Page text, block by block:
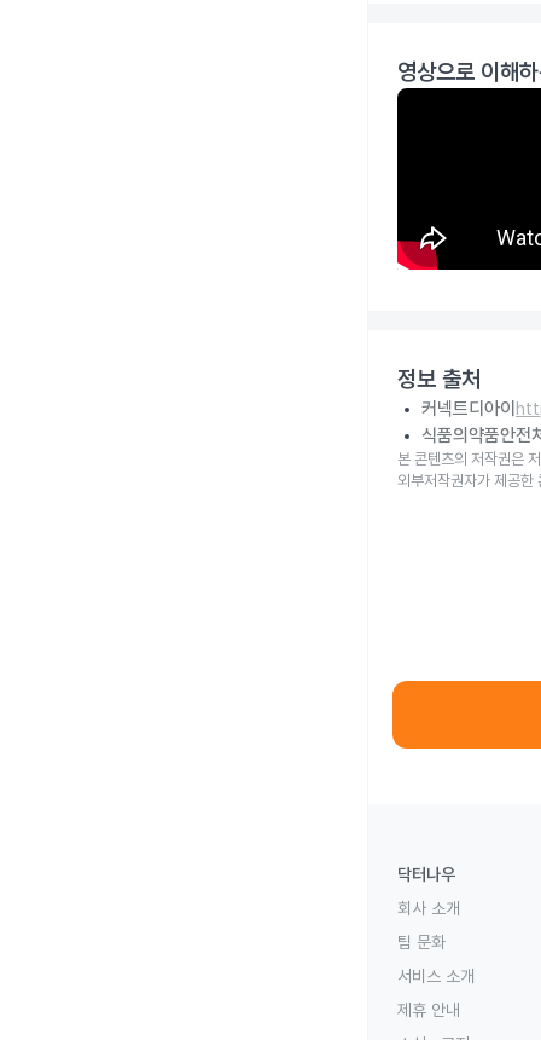
영상으로 이해
정보 출처
커넥트디아이
식품의약품안전
본 콘텐츠의 저작권은
외부저작권자가 제공한
닥터나우
회사 소개
팀 문화
서비스 소개
제휴 안내